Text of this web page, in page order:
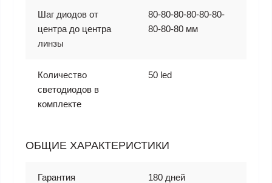
Шаг диодов от
центра до центра
линзы
80-80-80-80-80-80-
80-80-80 мм
Количество
светодиодов в
комплекте
50 led
ОБЩИЕ ХАРАКТЕРИСТИКИ
Гарантия 180 дней